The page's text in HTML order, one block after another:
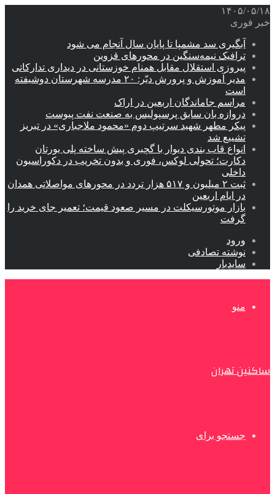
۱۴۰۵/۰۵/۱۸
خبر فوری
آبگیری سد مشمپا تا پایان سال آنجام می شود
ترافیک نیمه‌سنگین در محورهای قزوین
پیروزی استقلال مقابل همنام خوزستانی در دیداری تدارکاتی
مدیر آموزش و پرورش دیّر: ۲۰ مدرسه شهرستان دوشیفته
است
مراسم جاماندگان اربعین در اراک
دروازه بان سابق پرسپولیس به صنعت نفت پیوست
پیکر مطهر شهید سرتیپ دوم «محمود ملاجباری» در تبریز
تشییع شد
انواع قاب بندی دیوار با گچبری پیش ساخته پلی یورتان
دکارت؛ تحولی لوکس، فوری و بدون تخریب در دکوراسیون
داخلی
ثبت ۲ میلیون و ۵۱۷ هزار تردد در محورهای مواصلاتی همدان
در ایام اربعین
بازار موتورسیکلت در مسیر صعود قیمت؛ تعمیر جای خرید را
گرفت
ورود
نوشته تصادفی
سایدبار
منو
ساکنین تهران
جستجو برای